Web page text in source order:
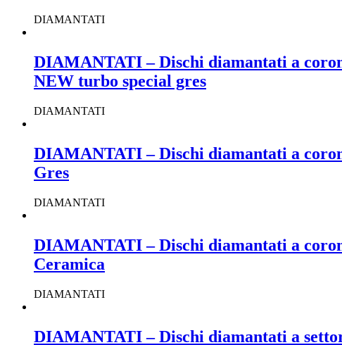
DIAMANTATI
DIAMANTATI – Dischi diamantati a
NEW turbo special gres
DIAMANTATI
DIAMANTATI – Dischi diamantati a
Gres
DIAMANTATI
DIAMANTATI – Dischi diamantati a
Ceramica
DIAMANTATI
DIAMANTATI – Dischi diamantati a